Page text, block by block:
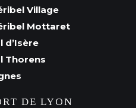
Village
Mottaret
d’Isère
Thorens
DE LYON